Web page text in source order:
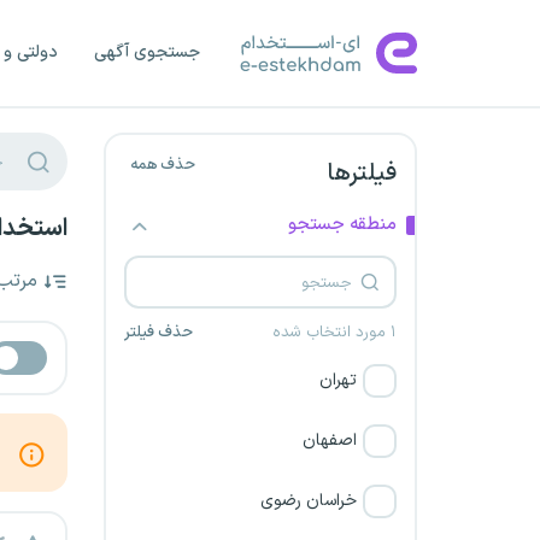
جستجوی آگهی دولتی
فیلترها حذف همه
منطقه جستجو
۱ مورد انتخاب شده حذف فیلتر
تهران
اصفهان
خراسان رضوی